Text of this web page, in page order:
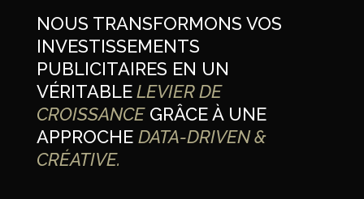
NOUS TRANSFORMONS VOS
INVESTISSEMENTS
PUBLICITAIRES EN UN
VÉRITABLELEVIER DE
CROISSANCEGRÂCE À UNE
APPROCHE DATA-DRIVEN &
CRÉATIVE.